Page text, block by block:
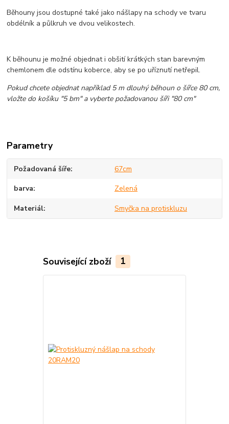
Běhouny jsou dostupné také jako nášlapy na schody ve tvaru
obdélník a půlkruh ve dvou velikostech.
K běhounu je možné objednat i obšití krátkých stan barevným
chemlonem dle odstínu koberce, aby se po uříznutí netřepil.
Pokud chcete objednat například 5 m dlouhý běhoun o šířce 80 cm,
vložte do košíku "5 bm" a vyberte požadovanou šíři "80 cm"
Parametry
Požadovaná šíře 67cm
barva Zelená
Materiál Smyčka na protiskluzu
Související zboží 1